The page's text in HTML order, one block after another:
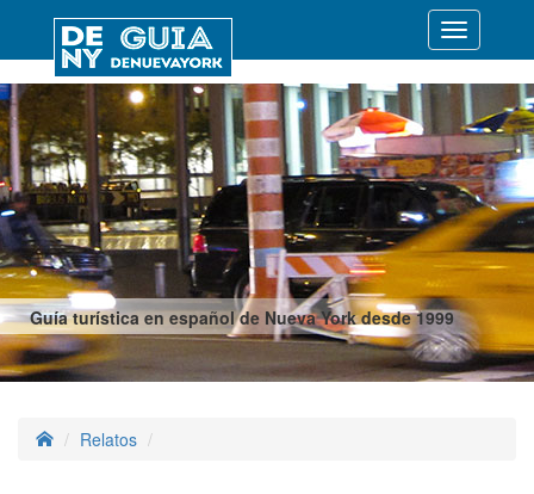
Guía turística en español de Nueva York desde 1999
Desplegar
Relatos